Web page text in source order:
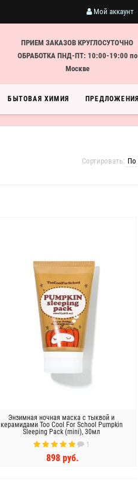
Мой аккаунт
ПРИЕМ ЗАКАЗОВ КРУГЛОСУТОЧНО
ОБРАБОТКА ПНД-ПТ: 10:00-19:00 по
Москве
БЫТОВАЯ ХИМИЯ ПРЕДЛОЖЕНИЯ
Сортировать:
Энзимная ночная маска с тыквой и
керамидами Too Cool For School Pumpkin
Sleeping Pack (mini), 30мл
1
898 руб.